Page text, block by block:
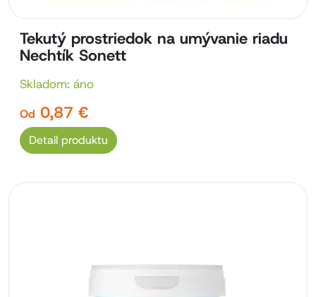
Tekutý prostriedok na umývanie riadu
Nechtík Sonett
Skladom: áno
Od 0,87 €
Detail produktu